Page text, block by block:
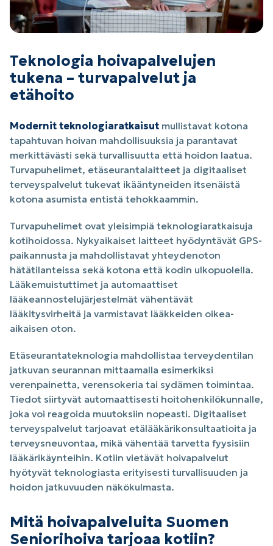
Teknologia hoivapalvelujen
tukena – turvapalvelut ja
etähoito
Modernit teknologiaratkaisut mullistavat kotona
tapahtuvan hoivan mahdollisuuksia ja parantavat
merkittävästi sekä turvallisuutta että hoidon laatua.
Turvapuhelimet, etäseurantalaitteet ja digitaaliset
terveyspalvelut tukevat ikääntyneiden itsenäistä
kotona asumista entistä tehokkaammin.
Turvapuhelimet ovat yleisimpiä teknologiaratkaisuja
kotihoidossa. Nykyaikaiset laitteet hyödyntävät GPS-
paikannusta ja mahdollistavat yhteydenoton
hätätilanteissa sekä kotona että kodin ulkopuolella.
Lääkemuistuttimet ja automaattiset
lääkeannostelujärjestelmät vähentävät
lääkitysvirheitä ja varmistavat lääkkeiden oikea-
aikaisen oton.
Etäseurantateknologia mahdollistaa terveydentilan
jatkuvan seurannan mittaamalla esimerkiksi
verenpainetta, verensokeria tai sydämen toimintaa.
Tiedot siirtyvät automaattisesti hoitohenkilökunnalle,
joka voi reagoida muutoksiin nopeasti. Digitaaliset
terveyspalvelut tarjoavat etälääkärikonsultaatioita ja
terveysneuvontaa, mikä vähentää tarvetta fyysisiin
lääkärikäynteihin. Kotiin vietävät hoivapalvelut
hyötyvät teknologiasta erityisesti turvallisuuden ja
hoidon jatkuvuuden näkökulmasta.
Mitä hoivapalveluita Suomen
Seniorihoiva tarjoaa kotiin?